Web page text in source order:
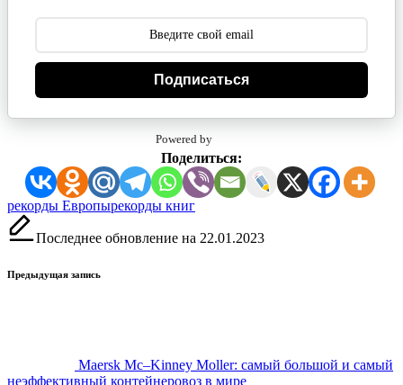
Подписаться
Powered by
Поделиться:
Метки:
рекорды Европырекорды книг
Последнее обновление на 22.01.2023
Навигация
Предыдущая запись
Maersk Mc–Kinney Moller: самый большой и самый
неэффективный контейнеровоз в мире